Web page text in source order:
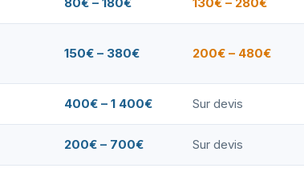
150€ – 380€ 200€ – 480€
400€ – 1 400€ Sur devis
200€ – 700€ Sur devis